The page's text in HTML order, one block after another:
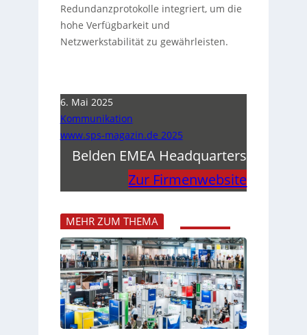
Redundanzprotokolle integriert, um die
hohe Verfügbarkeit und
Netzwerkstabilität zu gewährleisten.
6. Mai 2025
Kommunikation
www.sps-magazin.de 2025
Belden EMEA Headquarters
Zur Firmenwebsite
MEHR ZUM THEMA